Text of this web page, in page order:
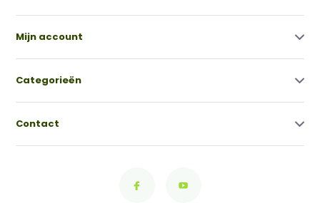
Mijn account
Categorieën
Contact